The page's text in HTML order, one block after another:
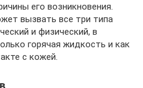
его возникновения.
вызвать все три типа
и физический, в
горячая жидкость и как
с кожей.